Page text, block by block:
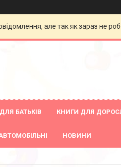
але так як зараз не
БАТЬКІВ КНИГИ ДЛЯ
НОВИНИ